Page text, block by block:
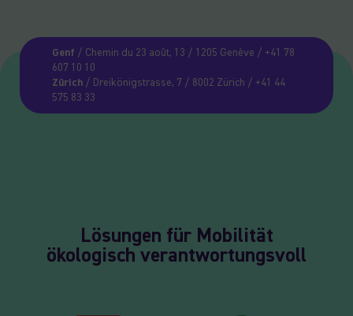
Genf / Chemin du 23 août, 13 / 1205 Genève / +41 78
607 10 10
Zürich/ Dreikönigstrasse, 7 / 8002 Zürich / +41 44
575 83 33
Lösungen für Mobilität
ökologisch verantwortungsvoll